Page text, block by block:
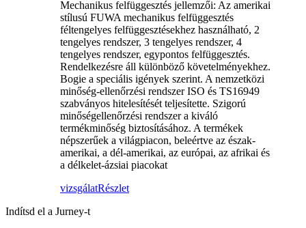
Mechanikus felfüggesztés jellemzői: Az amerikai
stílusú FUWA mechanikus felfüggesztés
féltengelyes felfüggesztésekhez használható, 2
tengelyes rendszer, 3 tengelyes rendszer, 4
tengelyes rendszer, egypontos felfüggesztés.
Rendelkezésre áll különböző követelményekhez.
Bogie a speciális igények szerint. A nemzetközi
minőség-ellenőrzési rendszer ISO és TS16949
szabványos hitelesítését teljesítette. Szigorú
minőségellenőrzési rendszer a kiváló
termékminőség biztosításához. A termékek
népszerűek a világpiacon, beleértve az észak-
amerikai, a dél-amerikai, az európai, az afrikai és
a délkelet-ázsiai piacokat
vizsgálatRészlet
Indítsd el a Jurney-t